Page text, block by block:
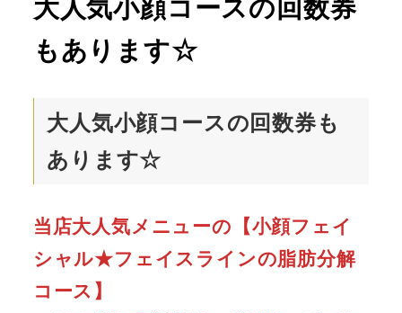
大人気小顔コースの回数券
もあります☆
大人気小顔コースの回数券も
あります☆
当店大人気メニューの【小顔フェイ
シャル★フェイスラインの脂肪分解
コース】